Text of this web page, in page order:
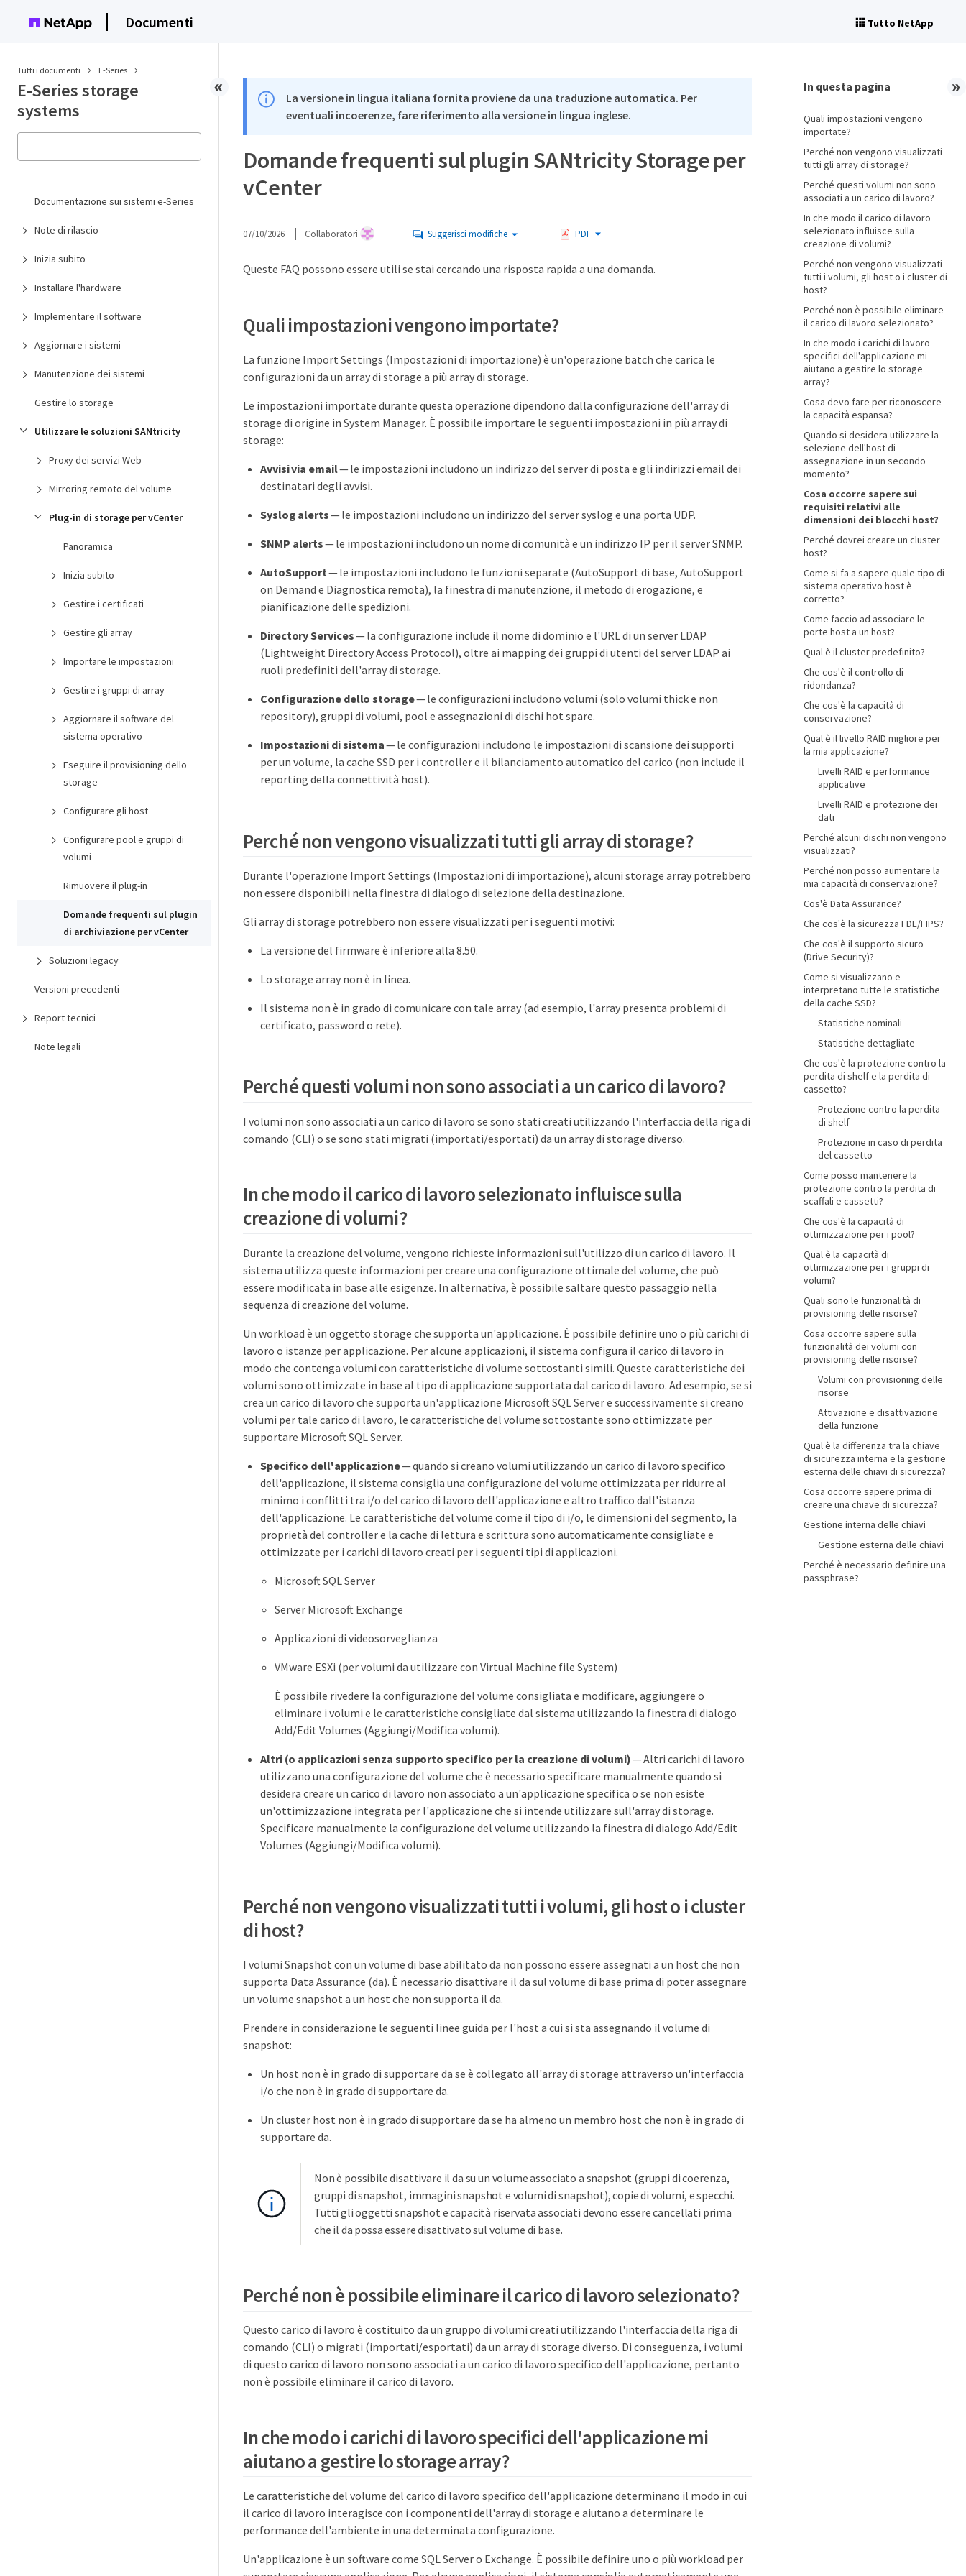
Documenti Tutto NetApp
Tutti i documenti E-Series
E-Series storage
systems
Documentazione sui sistemi e-Series
Note di rilascio
Inizia subito
Installare l'hardware
Implementare il software
Aggiornare i sistemi
Manutenzione dei sistemi
Gestire lo storage
Utilizzare le soluzioni SANtricity
Proxy dei servizi Web
Mirroring remoto del volume
Plug-in di storage per vCenter
Panoramica
Inizia subito
Gestire i certificati
Gestire gli array
Importare le impostazioni
Gestire i gruppi di array
Aggiornare il software del
sistema operativo
Eseguire il provisioning dello
storage
Configurare gli host
Configurare pool e gruppi di
volumi
Rimuovere il plug-in
Domande frequenti sul plugin
di archiviazione per vCenter
Soluzioni legacy
Versioni precedenti
Report tecnici
Note legali
La versione in lingua italiana fornita proviene da una traduzione automatica. Per
eventuali incoerenze, fare riferimento alla versione in lingua inglese.
Domande frequenti sul plugin SANtricity Storage per
vCenter
07/10/2026 Collaboratori Suggerisci modifiche PDF
Queste FAQ possono essere utili se stai cercando una risposta rapida a una domanda.
Quali impostazioni vengono importate?
La funzione Import Settings (Impostazioni di importazione) è un'operazione batch che carica le
configurazioni da un array di storage a più array di storage.
Le impostazioni importate durante questa operazione dipendono dalla configurazione dell'array di
storage di origine in System Manager. È possibile importare le seguenti impostazioni in più array di
storage:
Avvisi via email— le impostazioni includono un indirizzo del server di posta e gli indirizzi email dei
destinatari degli avvisi.
Syslog alerts— le impostazioni includono un indirizzo del server syslog e una porta UDP.
SNMP alerts— le impostazioni includono un nome di comunità e un indirizzo IP per il server SNMP.
AutoSupport— le impostazioni includono le funzioni separate (AutoSupport di base, AutoSupport
on Demand e Diagnostica remota), la finestra di manutenzione, il metodo di erogazione, e
pianificazione delle spedizioni.
Directory Services— la configurazione include il nome di dominio e l'URL di un server LDAP
(Lightweight Directory Access Protocol), oltre ai mapping dei gruppi di utenti del server LDAP ai
ruoli predefiniti dell'array di storage.
Configurazione dello storage— le configurazioni includono volumi (solo volumi thick e non
repository), gruppi di volumi, pool e assegnazioni di dischi hot spare.
Impostazioni di sistema— le configurazioni includono le impostazioni di scansione dei supporti
per un volume, la cache SSD per i controller e il bilanciamento automatico del carico (non include il
reporting della connettività host).
Perché non vengono visualizzati tutti gli array di storage?
Durante l'operazione Import Settings (Impostazioni di importazione), alcuni storage array potrebbero
non essere disponibili nella finestra di dialogo di selezione della destinazione.
Gli array di storage potrebbero non essere visualizzati per i seguenti motivi:
La versione del firmware è inferiore alla 8.50.
Lo storage array non è in linea.
Il sistema non è in grado di comunicare con tale array (ad esempio, l'array presenta problemi di
certificato, password o rete).
Perché questi volumi non sono associati a un carico di lavoro?
I volumi non sono associati a un carico di lavoro se sono stati creati utilizzando l'interfaccia della riga di
comando (CLI) o se sono stati migrati (importati/esportati) da un array di storage diverso.
In che modo il carico di lavoro selezionato influisce sulla
creazione di volumi?
Durante la creazione del volume, vengono richieste informazioni sull'utilizzo di un carico di lavoro. Il
sistema utilizza queste informazioni per creare una configurazione ottimale del volume, che può
essere modificata in base alle esigenze. In alternativa, è possibile saltare questo passaggio nella
sequenza di creazione del volume.
Un workload è un oggetto storage che supporta un'applicazione. È possibile definire uno o più carichi di
lavoro o istanze per applicazione. Per alcune applicazioni, il sistema configura il carico di lavoro in
modo che contenga volumi con caratteristiche di volume sottostanti simili. Queste caratteristiche dei
volumi sono ottimizzate in base al tipo di applicazione supportata dal carico di lavoro. Ad esempio, se si
crea un carico di lavoro che supporta un'applicazione Microsoft SQL Server e successivamente si creano
volumi per tale carico di lavoro, le caratteristiche del volume sottostante sono ottimizzate per
supportare Microsoft SQL Server.
Specifico dell'applicazione— quando si creano volumi utilizzando un carico di lavoro specifico
dell'applicazione, il sistema consiglia una configurazione del volume ottimizzata per ridurre al
minimo i conflitti tra i/o del carico di lavoro dell'applicazione e altro traffico dall'istanza
dell'applicazione. Le caratteristiche del volume come il tipo di i/o, le dimensioni del segmento, la
proprietà del controller e la cache di lettura e scrittura sono automaticamente consigliate e
ottimizzate per i carichi di lavoro creati per i seguenti tipi di applicazioni.
Microsoft SQL Server
Server Microsoft Exchange
Applicazioni di videosorveglianza
VMware ESXi (per volumi da utilizzare con Virtual Machine file System)
È possibile rivedere la configurazione del volume consigliata e modificare, aggiungere o
eliminare i volumi e le caratteristiche consigliate dal sistema utilizzando la finestra di dialogo
Add/Edit Volumes (Aggiungi/Modifica volumi).
Altri (o applicazioni senza supporto specifico per la creazione di volumi)— Altri carichi di lavoro
utilizzano una configurazione del volume che è necessario specificare manualmente quando si
desidera creare un carico di lavoro non associato a un'applicazione specifica o se non esiste
un'ottimizzazione integrata per l'applicazione che si intende utilizzare sull'array di storage.
Specificare manualmente la configurazione del volume utilizzando la finestra di dialogo Add/Edit
Volumes (Aggiungi/Modifica volumi).
Perché non vengono visualizzati tutti i volumi, gli host o i cluster
di host?
I volumi Snapshot con un volume di base abilitato da non possono essere assegnati a un host che non
supporta Data Assurance (da). È necessario disattivare il da sul volume di base prima di poter assegnare
un volume snapshot a un host che non supporta il da.
Prendere in considerazione le seguenti linee guida per l'host a cui si sta assegnando il volume di
snapshot:
Un host non è in grado di supportare da se è collegato all'array di storage attraverso un'interfaccia
i/o che non è in grado di supportare da.
Un cluster host non è in grado di supportare da se ha almeno un membro host che non è in grado di
supportare da.
Non è possibile disattivare il da su un volume associato a snapshot (gruppi di coerenza,
gruppi di snapshot, immagini snapshot e volumi di snapshot), copie di volumi, e specchi.
Tutti gli oggetti snapshot e capacità riservata associati devono essere cancellati prima
che il da possa essere disattivato sul volume di base.
Perché non è possibile eliminare il carico di lavoro selezionato?
Questo carico di lavoro è costituito da un gruppo di volumi creati utilizzando l'interfaccia della riga di
comando (CLI) o migrati (importati/esportati) da un array di storage diverso. Di conseguenza, i volumi
di questo carico di lavoro non sono associati a un carico di lavoro specifico dell'applicazione, pertanto
non è possibile eliminare il carico di lavoro.
In che modo i carichi di lavoro specifici dell'applicazione mi
aiutano a gestire lo storage array?
Le caratteristiche del volume del carico di lavoro specifico dell'applicazione determinano il modo in cui
il carico di lavoro interagisce con i componenti dell'array di storage e aiutano a determinare le
performance dell'ambiente in una determinata configurazione.
Un'applicazione è un software come SQL Server o Exchange. È possibile definire uno o più workload per
In questa pagina
Quali impostazioni vengono
importate?
Perché non vengono visualizzati
tutti gli array di storage?
Perché questi volumi non sono
associati a un carico di lavoro?
In che modo il carico di lavoro
selezionato influisce sulla
creazione di volumi?
Perché non vengono visualizzati
tutti i volumi, gli host o i cluster di
host?
Perché non è possibile eliminare
il carico di lavoro selezionato?
In che modo i carichi di lavoro
specifici dell'applicazione mi
aiutano a gestire lo storage
array?
Cosa devo fare per riconoscere
la capacità espansa?
Quando si desidera utilizzare la
selezione dell'host di
assegnazione in un secondo
momento?
Cosa occorre sapere sui
requisiti relativi alle
dimensioni dei blocchi host?
Perché dovrei creare un cluster
host?
Come si fa a sapere quale tipo di
sistema operativo host è
corretto?
Come faccio ad associare le
porte host a un host?
Qual è il cluster predefinito?
Che cos'è il controllo di
ridondanza?
Che cos'è la capacità di
conservazione?
Qual è il livello RAID migliore per
la mia applicazione?
Livelli RAID e performance
applicative
Livelli RAID e protezione dei
dati
Perché alcuni dischi non vengono
visualizzati?
Perché non posso aumentare la
mia capacità di conservazione?
Cos'è Data Assurance?
Che cos'è la sicurezza FDE/FIPS?
Che cos'è il supporto sicuro
(Drive Security)?
Come si visualizzano e
interpretano tutte le statistiche
della cache SSD?
Statistiche nominali
Statistiche dettagliate
Che cos'è la protezione contro la
perdita di shelf e la perdita di
cassetto?
Protezione contro la perdita
di shelf
Protezione in caso di perdita
del cassetto
Come posso mantenere la
protezione contro la perdita di
scaffali e cassetti?
Che cos'è la capacità di
ottimizzazione per i pool?
Qual è la capacità di
ottimizzazione per i gruppi di
volumi?
Quali sono le funzionalità di
provisioning delle risorse?
Cosa occorre sapere sulla
funzionalità dei volumi con
provisioning delle risorse?
Volumi con provisioning delle
risorse
Attivazione e disattivazione
della funzione
Qual è la differenza tra la chiave
di sicurezza interna e la gestione
esterna delle chiavi di sicurezza?
Cosa occorre sapere prima di
creare una chiave di sicurezza?
Gestione interna delle chiavi
Gestione esterna delle chiavi
Perché è necessario definire una
passphrase?